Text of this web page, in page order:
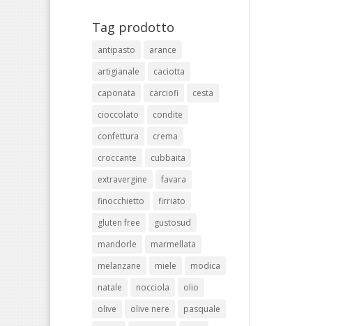
Tag prodotto
antipasto
arance
artigianale
caciotta
caponata
carciofi
cesta
cioccolato
condite
confettura
crema
croccante
cubbaita
extravergine
favara
finocchietto
firriato
gluten free
gustosud
mandorle
marmellata
melanzane
miele
modica
natale
nocciola
olio
olive
olive nere
pasquale